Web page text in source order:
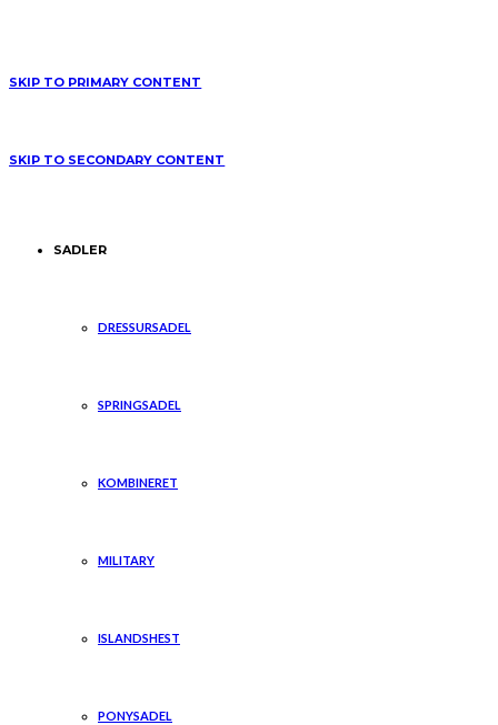
SKIP TO PRIMARY CONTENT
SKIP TO SECONDARY CONTENT
SADLER
DRESSURSADEL
SPRINGSADEL
KOMBINERET
MILITARY
ISLANDSHEST
PONYSADEL